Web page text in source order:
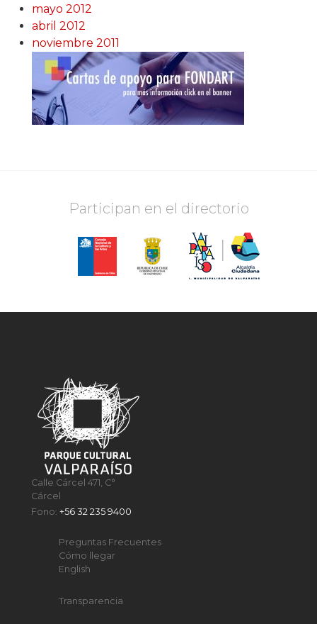
mayo 2012
abril 2012
noviembre 2011
Participan en el directorio
Calle Cárcel 471, C°
Cárcel
Fono:+56 32 235 9400
Preguntas Frecuentes
Cómo llegar
English
Transparencia